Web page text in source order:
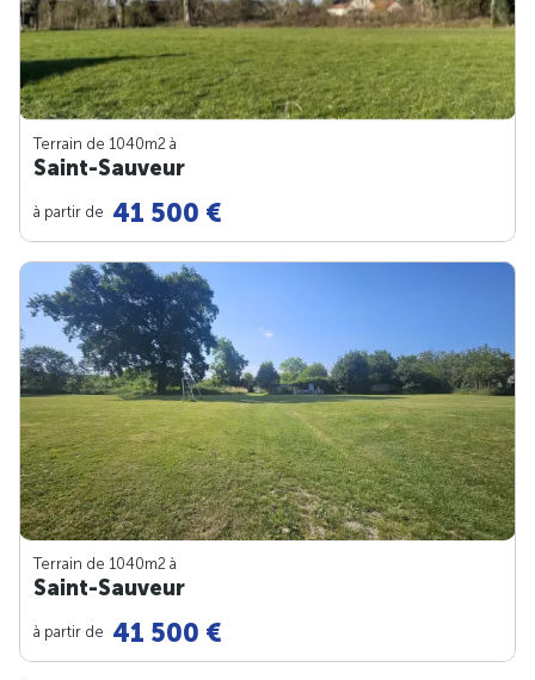
Terrain de 1040m2 à
Saint-Sauveur
à partir de 41 500 €
Terrain de 1040m2 à
Saint-Sauveur
à partir de 41 500 €